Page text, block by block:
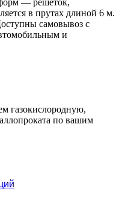
в прутах длиной 6 м.
самовывоз с
и
газокислородную,
по вашим